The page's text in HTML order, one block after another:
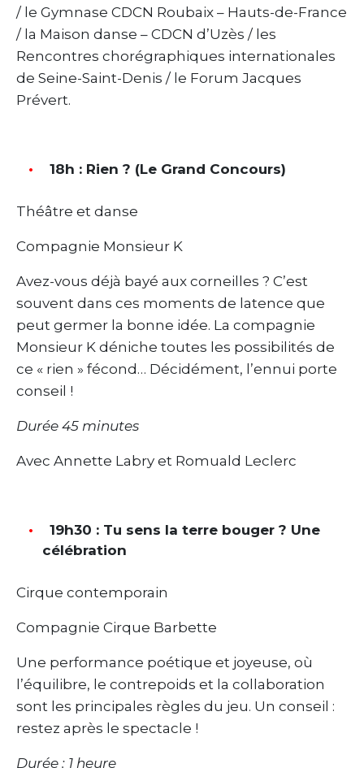
/ le Gymnase CDCN Roubaix – Hauts-de-France
/ la Maison danse – CDCN d’Uzès / les
Rencontres chorégraphiques internationales
de Seine-Saint-Denis / le Forum Jacques
Prévert.
18h : Rien ? (Le Grand Concours)
Théâtre et danse
Compagnie Monsieur K
Avez-vous déjà bayé aux corneilles ? C’est
souvent dans ces moments de latence que
peut germer la bonne idée. La compagnie
Monsieur K déniche toutes les possibilités de
ce « rien » fécond… Décidément, l’ennui porte
conseil !
Durée 45 minutes
Avec Annette Labry et Romuald Leclerc
19h30 : Tu sens la terre bouger ? Une
célébration
Cirque contemporain
Compagnie Cirque Barbette
Une performance poétique et joyeuse, où
l’équilibre, le contrepoids et la collaboration
sont les principales règles du jeu. Un conseil :
restez après le spectacle !
Durée : 1 heure